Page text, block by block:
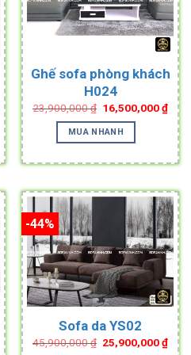
price
is:
39,500,000 ₫.
Ghế sofa phòng khách
H024
23,900,000₫ Original
price
was:
23,900,000 ₫.
16,500,000₫
price
is:
MUA NHANH
-44%
Sofa da YS02
45,900,000₫ Original
price
25,900,000₫
price